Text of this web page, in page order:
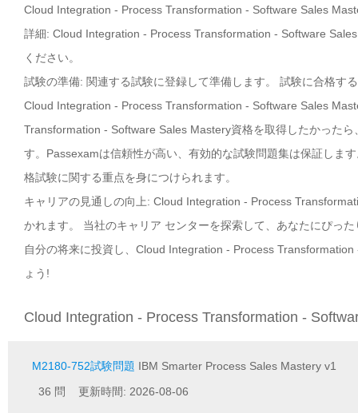
Cloud Integration - Process Transformation - Software Sales
詳細: Cloud Integration - Process Transformation - Software
ください。
試験の準備: 関連する試験に登録して準備します。 試験に合格す
Cloud Integration - Process Transformation - Software Sales
Transformation - Software Sales Mastery資格を取得したかった
す。Passexamは信頼性が高い、有効的な試験問題集は保証しま
格試験に関する重点を身につけられます。
キャリアの見通しの向上: Cloud Integration - Process
かれます。 当社のキャリア センターを探索して、あなたにぴっ
自分の将来に投資し、Cloud Integration - Process
ょう!
Cloud Integration - Process Transformation -
M2180-752試験問題 IBM Smarter Process Sales Mastery v1
36 問 更新時間: 2026-08-06